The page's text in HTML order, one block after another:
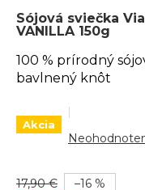
Sójová sviečka
VANILLA 150g
Akcia
hodnotenie
produktu
5
hviezdičiek.
17,90 € –16 %
100 % prírodný
bavlnený knôt